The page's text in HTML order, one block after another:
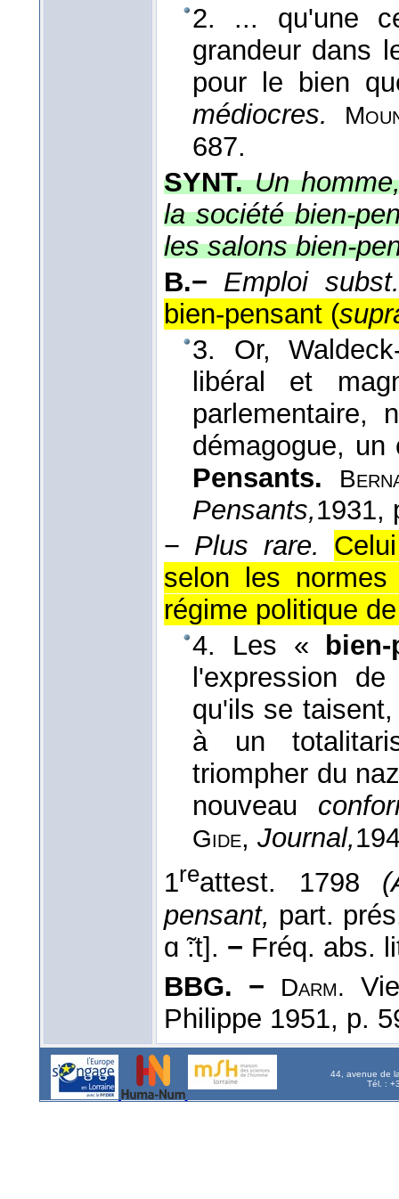
2. ... qu'une
grandeur dans
pour le bien
médiocres.
687.
SYNT.Un
la société bien-
les salons bien-
B.− Emploi
bien-pensant (
3. Or,
libéral et
parlementaire,
démagogue,
Pensants.
Pensants,1931,
− Plus rare.
selon les
régime politique
4. Les «
l'expression
qu'ils se
à un
triompher du
nouveau
Gide, Journal,
1reattest. 1798
pensant, part.
ɑ ̃:t]. − Fréq. abs.
BBG. −
Darm.
Philippe 1951, p.
44, avenue de
Tél. :